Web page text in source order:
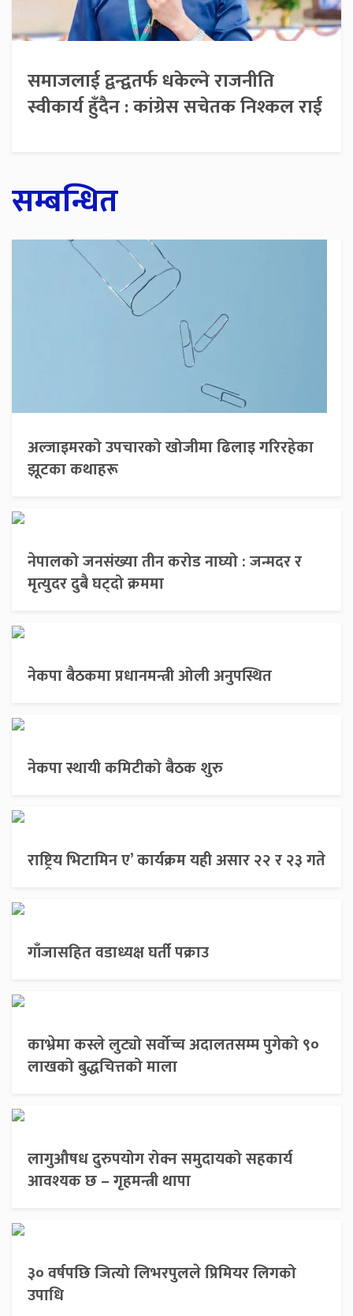
समाजलाई द्वन्द्वतर्फ धकेल्ने राजनीति
स्वीकार्य हुँदैन : कांग्रेस सचेतक निश्कल राई
सम्बन्धित
अल्जाइमरको उपचारको खोजीमा ढिलाइ गरिरहेका
झूटका कथाहरू
नेपालको जनसंख्या तीन करोड नाघ्यो : जन्मदर र
मृत्युदर दुबै घट्दो क्रममा
नेकपा बैठकमा प्रधानमन्त्री ओली अनुपस्थित
नेकपा स्थायी कमिटीको बैठक शुरु
राष्ट्रिय भिटामिन ए’ कार्यक्रम यही असार २२ र २३ गते
गाँजासहित वडाध्यक्ष घर्ती पक्राउ
काभ्रेमा कस्ले लुट्यो सर्वोच्च अदालतसम्म पुगेको ९०
लाखको बुद्धचित्तको माला
लागुऔषध दुरुपयोग रोक्न समुदायको सहकार्य
आवश्यक छ – गृहमन्त्री थापा
३० वर्षपछि जित्यो लिभरपुलले प्रिमियर लिगको
उपाधि